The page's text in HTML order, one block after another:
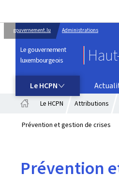
gouvernement.lu Administrations
Le gouvernement
luxembourgeois
Le HCPN
Le HCPN Attributions
Prévention et gestion de crises
Prévention